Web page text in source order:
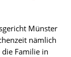
Münster
nämlich
Familie in